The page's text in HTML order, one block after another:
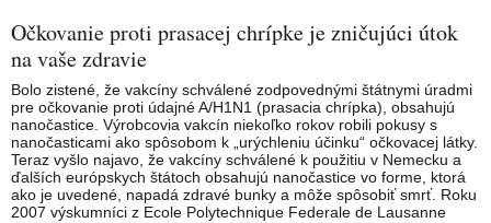
Očkovanie proti prasacej chrípke je zničujúci útok
na vaše zdravie
Bolo zistené, že vakcíny schválené zodpovednými štátnymi úradmi
pre očkovanie proti údajné A/H1N1 (prasacia chrípka), obsahujú
nanočastice. Výrobcovia vakcín niekoľko rokov robili pokusy s
nanočasticami ako spôsobom k „urýchleniu účinku“ očkovacej látky.
Teraz vyšlo najavo, že vakcíny schválené k použitiu v Nemecku a
ďalších európskych štátoch obsahujú nanočastice vo forme, ktorá
ako je uvedené, napadá zdravé bunky a môže spôsobiť smrť. Roku
2007 výskumníci z Ecole Polytechnique Federale de Lausanne